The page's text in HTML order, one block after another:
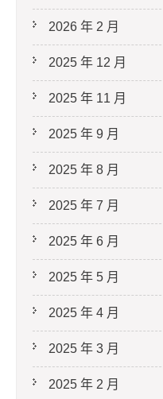
2026 年 2 月
2025 年 12 月
2025 年 11 月
2025 年 9 月
2025 年 8 月
2025 年 7 月
2025 年 6 月
2025 年 5 月
2025 年 4 月
2025 年 3 月
2025 年 2 月